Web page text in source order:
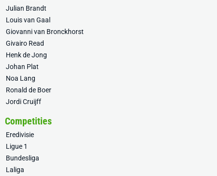
Julian Brandt
Louis van Gaal
Giovanni van Bronckhorst
Givairo Read
Henk de Jong
Johan Plat
Noa Lang
Ronald de Boer
Jordi Cruijff
Competities
Eredivisie
Ligue 1
Bundesliga
Laliga